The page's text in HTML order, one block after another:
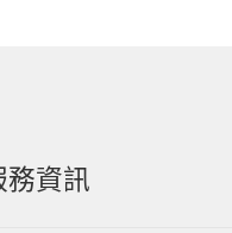
務資訊